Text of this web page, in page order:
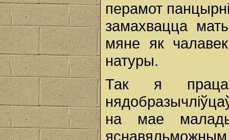
перамот
замахвацца
мяне як
натуры.
Так я
на мае